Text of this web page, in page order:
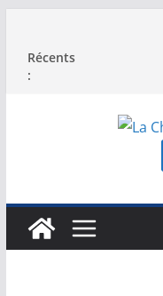
contenu
Récents
: